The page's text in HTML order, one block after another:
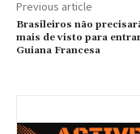
Previous article
Brasileiros não
mais de visto para
Guiana Francesa